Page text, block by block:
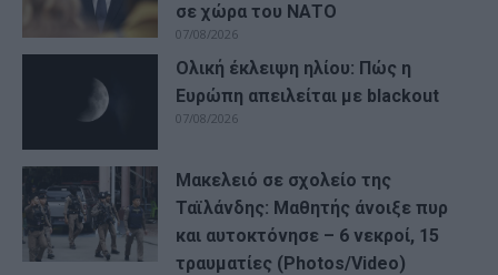
σε χώρα του ΝΑΤΟ
07/08/2026
Ολική έκλειψη ηλίου: Πώς η
Ευρώπη απειλείται με blackout
07/08/2026
Μακελειό σε σχολείο της
Ταϊλάνδης: Μαθητής άνοιξε πυρ
και αυτοκτόνησε – 6 νεκροί, 15
τραυματίες (Photos/Video)